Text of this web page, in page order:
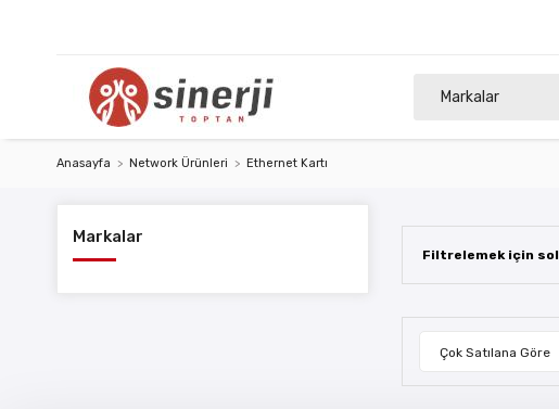
Markalar
Anasayfa Network Ürünleri Ethernet Kartı
Markalar
Filtrelemek için sol
Çok Satılana Göre